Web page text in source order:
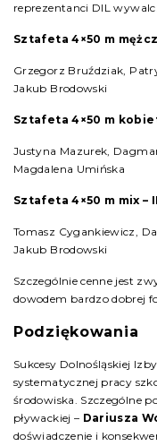
reprezentanci DIL
Sztafeta 4×50 m
Grzegorz Bruździak,
Jakub Brodowski
Sztafeta 4×50 m
Justyna Mazurek,
Magdalena Umińska
Sztafeta 4×50 m mix –
Tomasz Cygankiewicz,
Jakub Brodowski
Szczególnie cenne jest
dowodem bardzo dobrej
Podziękowania
Sukcesy Dolnośląskiej
systematycznej pracy
środowiska. Szczególne
pływackiej – Dariusza
doświadczenie i